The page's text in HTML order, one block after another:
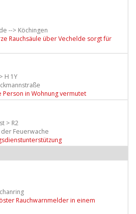
--> Köchingen
Rauchsäule über Vechelde sorgt für
H 1Y
Person in Wohnung vermutet
> R2
Feuerwache
Rauchwarnmelder in einem